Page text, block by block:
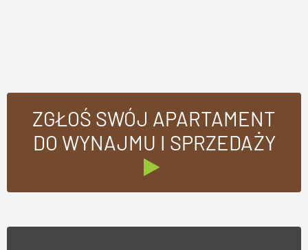
ZGŁOŚ SWÓJ APARTAMENT
DO WYNAJMU I SPRZEDAŻY